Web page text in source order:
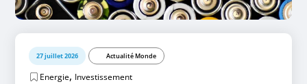
27 juillet 2026 Actualité Monde
Energie, Investissement